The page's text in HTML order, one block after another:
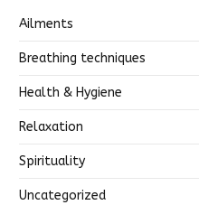
Ailments
Breathing techniques
Health & Hygiene
Relaxation
Spirituality
Uncategorized